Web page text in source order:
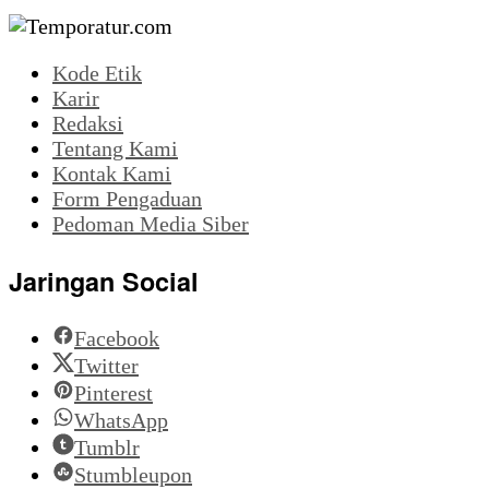
Kode Etik
Karir
Redaksi
Tentang Kami
Kontak Kami
Form Pengaduan
Pedoman Media Siber
Jaringan Social
Facebook
Twitter
Pinterest
WhatsApp
Tumblr
Stumbleupon